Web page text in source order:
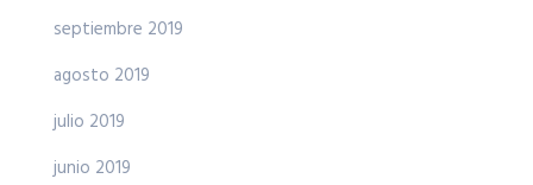
septiembre 2019
agosto 2019
julio 2019
junio 2019